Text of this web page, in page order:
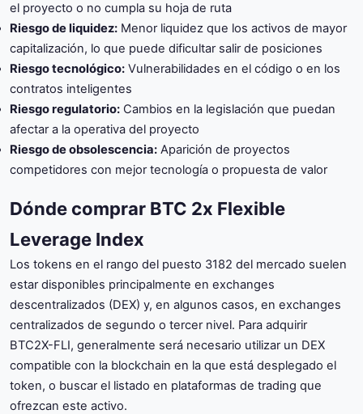
el proyecto o no cumpla su hoja de ruta
Riesgo de liquidez: Menor liquidez que los activos de mayor
capitalización, lo que puede dificultar salir de posiciones
Riesgo tecnológico: Vulnerabilidades en el código o en los
contratos inteligentes
Riesgo regulatorio: Cambios en la legislación que puedan
afectar a la operativa del proyecto
Riesgo de obsolescencia: Aparición de proyectos
competidores con mejor tecnología o propuesta de valor
Dónde comprar BTC 2x Flexible
Leverage Index
Los tokens en el rango del puesto 3182 del mercado suelen
estar disponibles principalmente en exchanges
descentralizados (DEX) y, en algunos casos, en exchanges
centralizados de segundo o tercer nivel. Para adquirir
BTC2X-FLI, generalmente será necesario utilizar un DEX
compatible con la blockchain en la que está desplegado el
token, o buscar el listado en plataformas de trading que
ofrezcan este activo.